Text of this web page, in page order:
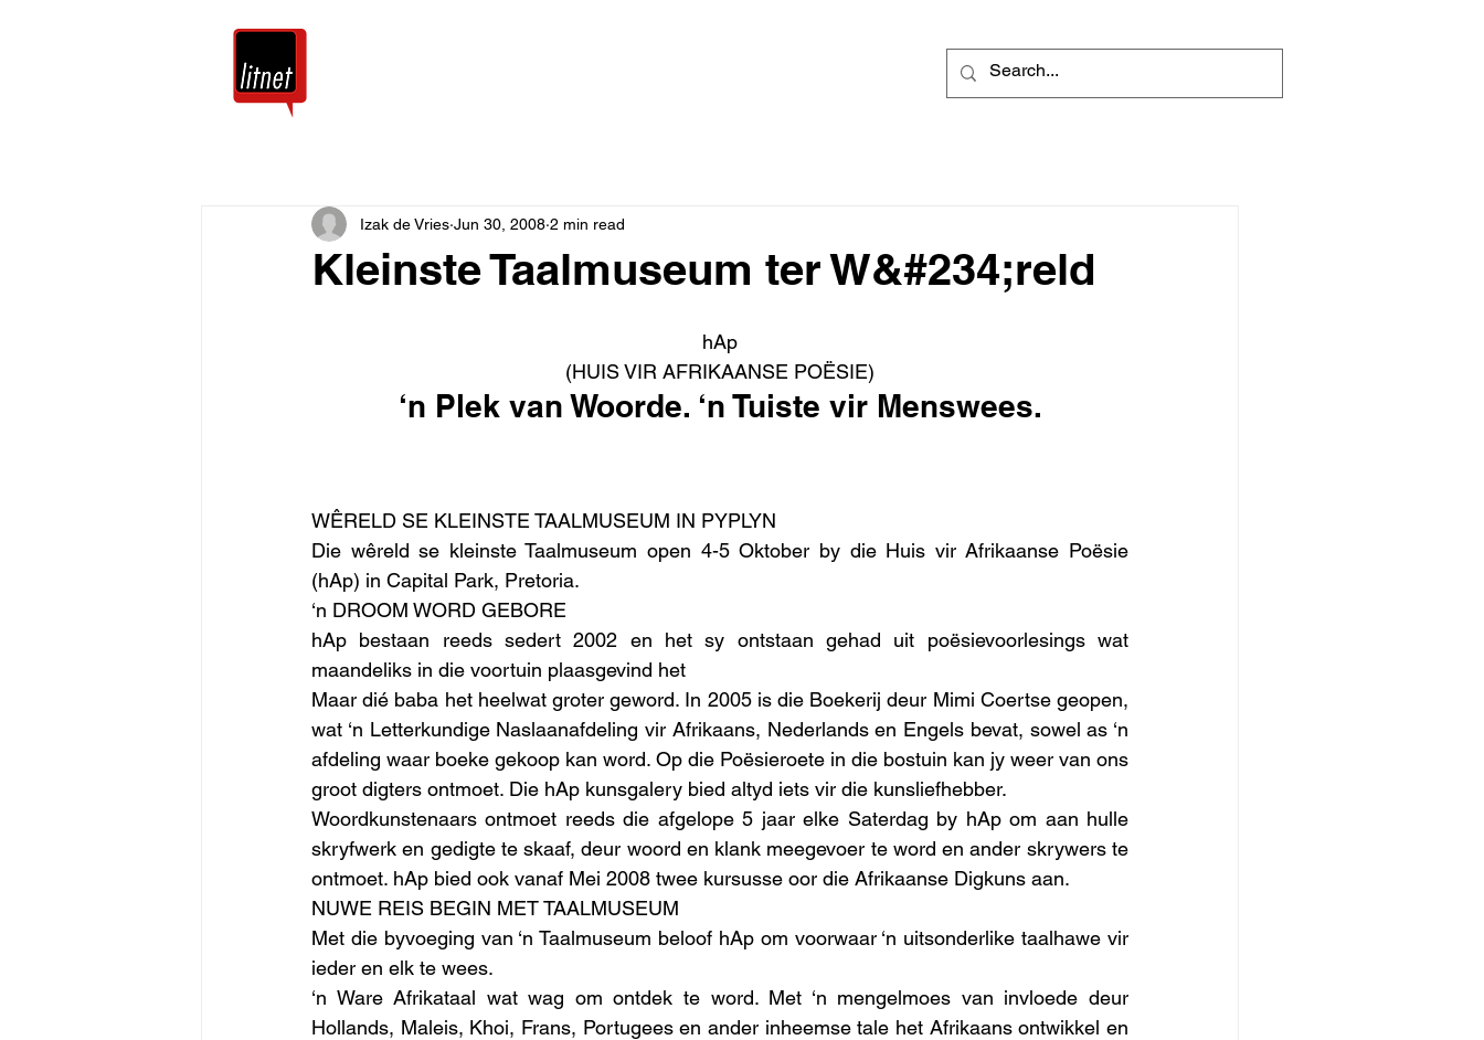
Kleinste Taalmuseum ter W&#234;reld
Izak de Vries Jun 30, 2008 2 min read
hAp
(HUIS VIR AFRIKAANSE POËSIE)
‘n Plek van Woorde. ‘n Tuiste vir Menswees.
WÊRELD SE KLEINSTE TAALMUSEUM IN PYPLYN
Die wêreld se kleinste Taalmuseum open 4-5 Oktober by die Huis vir Afrikaanse Poësie
(hAp) in Capital Park, Pretoria.
‘n DROOM WORD GEBORE
hAp bestaan reeds sedert 2002 en het sy ontstaan gehad uit poësievoorlesings wat
maandeliks in die voortuin plaasgevind het
Maar dié baba het heelwat groter geword. In 2005 is die Boekerij deur Mimi Coertse geopen,
wat ‘n Letterkundige Naslaanafdeling vir Afrikaans, Nederlands en Engels bevat, sowel as ‘n
afdeling waar boeke gekoop kan word. Op die Poësieroete in die bostuin kan jy weer van ons
groot digters ontmoet. Die hAp kunsgalery bied altyd iets vir die kunsliefhebber.
Woordkunstenaars ontmoet reeds die afgelope 5 jaar elke Saterdag by hAp om aan hulle
skryfwerk en gedigte te skaaf, deur woord en klank meegevoer te word en ander skrywers te
ontmoet. hAp bied ook vanaf Mei 2008 twee kursusse oor die Afrikaanse Digkuns aan.
NUWE REIS BEGIN MET TAALMUSEUM
Met die byvoeging van ‘n Taalmuseum beloof hAp om voorwaar ‘n uitsonderlike taalhawe vir
ieder en elk te wees.
‘n Ware Afrikataal wat wag om ontdek te word. Met ‘n mengelmoes van invloede deur
Hollands, Maleis, Khoi, Frans, Portugees en ander inheemse tale het Afrikaans ontwikkel en